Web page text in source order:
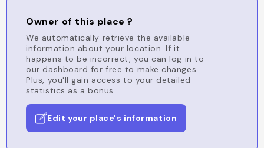
Owner of this place ?
We automatically retrieve the available
information about your location. If it
happens to be incorrect, you can log in to
our dashboard for free to make changes.
Plus, you'll gain access to your detailed
statistics as a bonus.
Edit your place's information